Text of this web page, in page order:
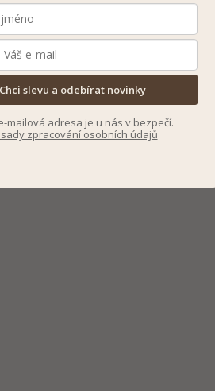
Chci slevu a odebírat novinky
mailová adresa je u nás v bezpečí.
zpracování osobních údajů